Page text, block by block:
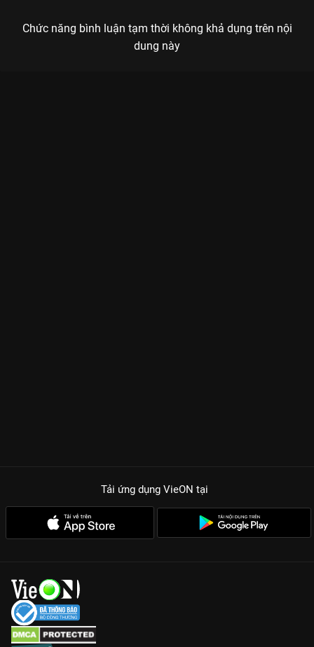
Chức năng bình luận tạm thời không khả dụng trên nội
dung này
Tải ứng dụng VieON tại